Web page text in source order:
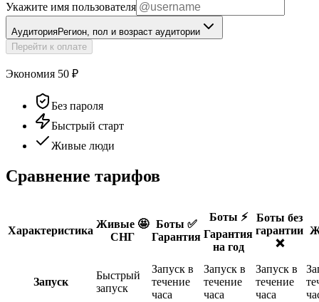
Укажите имя пользователя
АудиторияРегион, пол и возраст аудитории
Перейти к оплате
Экономия 50 ₽
Без пароля
Быстрый старт
Живые люди
Сравнение тарифов
Характеристика
Живые 🤩
СНГ
Боты ✅
Гарантия
Боты ⚡️
Гарантия
на год
Боты без
гарантии
❌
Запуск
Быстрый
запуск
Запуск в
течение
часа
Запуск в
течение
часа
Запуск в
течение
часа